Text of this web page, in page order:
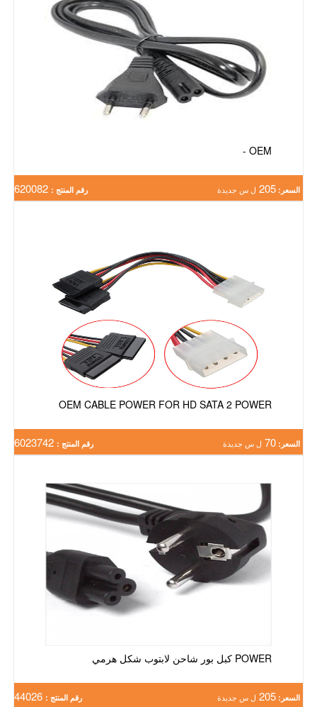
OEM -
السعر: 205 ل س جديدة رقم المنتج :
OEM CABLE POWER FOR HD SATA 2 POWER
السعر: 70 ل س جديدة رقم المنتج :
POWER كبل بور شاحن لابتوب شكل هرمي
السعر: 205 ل س جديدة رقم المنتج :